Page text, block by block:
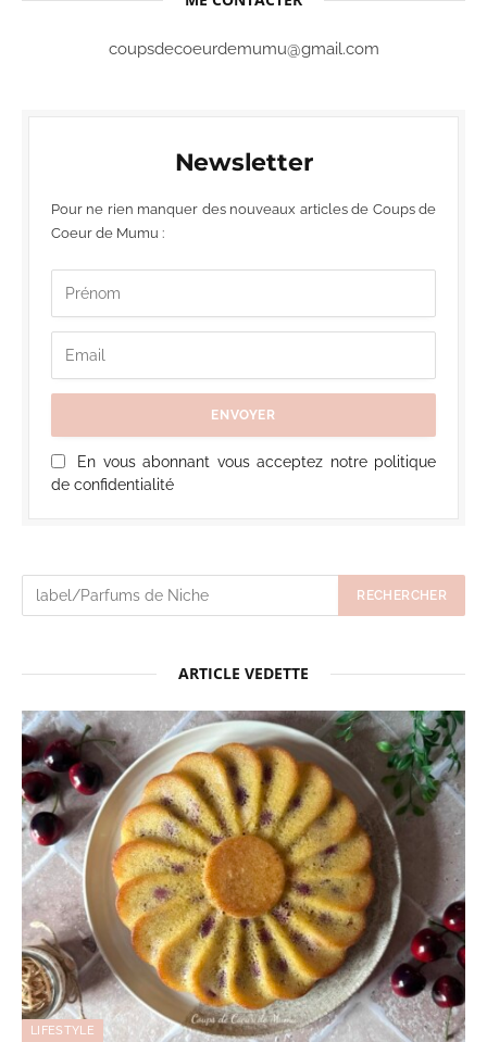
coupsdecoeurdemumu@gmail.com
Newsletter
Pour ne rien manquer des nouveaux articles de Coups de
Coeur de Mumu :
En vous abonnant vous acceptez notre politique
de confidentialité
ARTICLE VEDETTE
LIFESTYLE